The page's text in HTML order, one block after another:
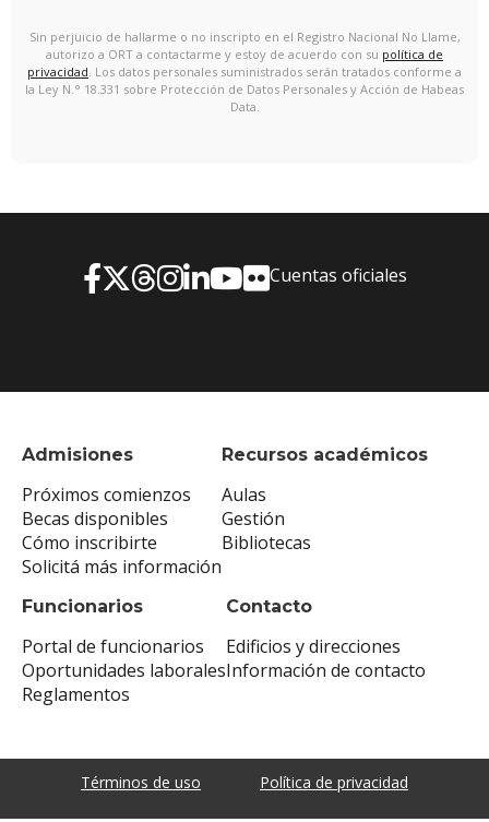
Sin perjuicio de hallarme o no inscripto en el Registro Nacional No Llame,
autorizo a ORT a contactarme y estoy de acuerdo con su política de
privacidad . Los datos personales suministrados serán tratados conforme a
la Ley N.° 18.331 sobre Protección de Datos Personales y Acción de Habeas
Data.
Admisiones
Próximos comienzos
Becas disponibles
Cómo inscribirte
Solicitá más información
Recursos académicos
Aulas
Gestión
Bibliotecas
Funcionarios
Portal de funcionarios
Oportunidades laborales
Reglamentos
Contacto
Edificios y direcciones
Información de contacto
Cuentas oficiales
Términos de uso Política de privacidad